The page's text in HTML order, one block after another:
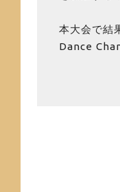
本大会で結
Dance